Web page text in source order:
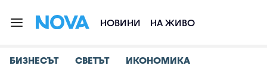
НОВИНИ НА ЖИВО
БИЗНЕСЪТ СВЕТЪТ ИКОНОМИКА